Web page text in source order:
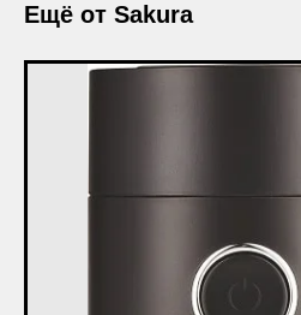
Ещё от Sakura